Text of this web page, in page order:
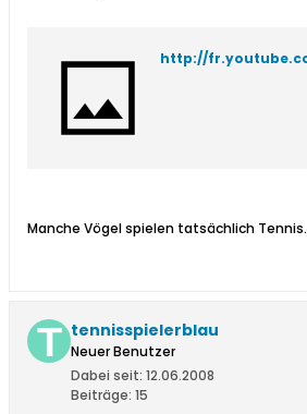
Manche Vögel spielen tatsächlich Tennis.
tennisspielerblau
Neuer Benutzer
Dabei seit: 12.06.2008
Beiträge: 15